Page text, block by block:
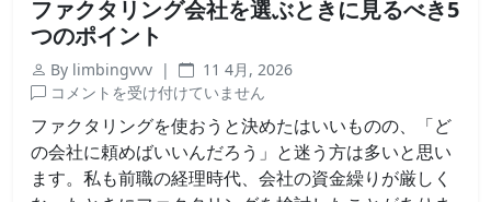
す
べ
こ
と
は
ファクタリング会社を選ぶときに見るべき5
つのポイント
By limbingvvv |
11 4月, 2026
フ
ク
タ
リ
コメントを受け付けていません
ファクタリングを使おうと決めたはいいものの、「ど
の会社に頼めばいいんだろう」と迷う方は多いと思い
ます。私も前職の経理時代、会社の資金繰りが厳しく